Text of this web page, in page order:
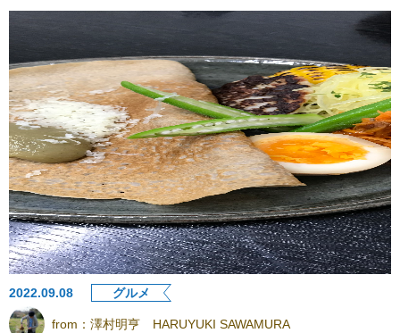
2022.09.08 グルメ
from： 澤村明亨 HARUYUKI SAWAMURA